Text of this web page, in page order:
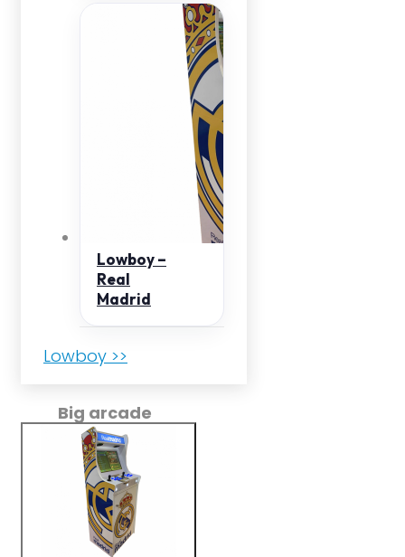
Lowboy –
Real
Madrid
Lowboy >>
Big arcade